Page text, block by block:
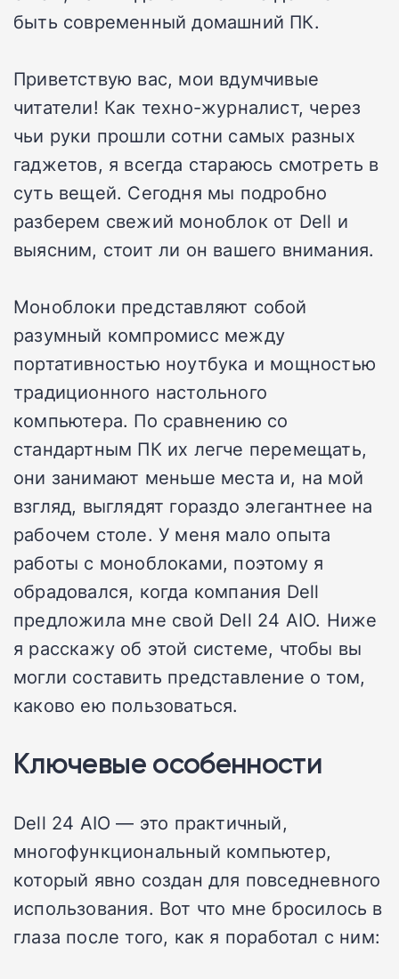
быть современный домашний ПК.
Приветствую вас, мои вдумчивые
читатели! Как техно-журналист, через
чьи руки прошли сотни самых разных
гаджетов, я всегда стараюсь смотреть в
суть вещей. Сегодня мы подробно
разберем свежий моноблок от Dell и
выясним, стоит ли он вашего внимания.
Моноблоки представляют собой
разумный компромисс между
портативностью ноутбука и мощностью
традиционного настольного
компьютера. По сравнению со
стандартным ПК их легче перемещать,
они занимают меньше места и, на мой
взгляд, выглядят гораздо элегантнее на
рабочем столе. У меня мало опыта
работы с моноблоками, поэтому я
обрадовался, когда компания Dell
предложила мне свой Dell 24 AIO. Ниже
я расскажу об этой системе, чтобы вы
могли составить представление о том,
каково ею пользоваться.
Ключевые особенности
Dell 24 AIO — это практичный,
многофункциональный компьютер,
который явно создан для повседневного
использования. Вот что мне бросилось в
глаза после того, как я поработал с ним: